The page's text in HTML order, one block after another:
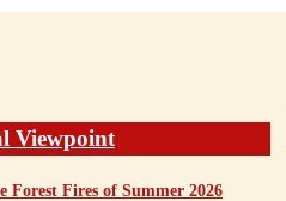
Viewpoint
Forest Fires of Summer 2026